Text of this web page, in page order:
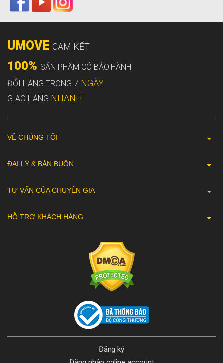
UMOVE CAM KẾT
100% SẢN PHẨM CÓ BẢO HÀNH
ĐỔI HÀNG TRONG 7 NGÀY
GIAO HÀNG NHANH
VỀ CHÚNG TÔI
ĐẠI LÝ & BÁN BUÔN
TƯ VẤN CỦA CHUYÊN GIA
HỖ TRỢ KHÁCH HÀNG
Đăng ký